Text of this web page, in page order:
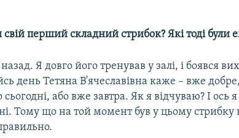
перший складний стрибок? Які тоді були
Я довго його тренував у залі, і боявся
день Тетяна В'ячеславівна каже – вже
або вже завтра. Як я відчуваю? І ось
Тому що на той момент був у цьому